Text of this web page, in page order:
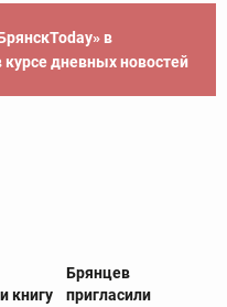
в
дневных новостей
книгу
Брянцев
пригласили